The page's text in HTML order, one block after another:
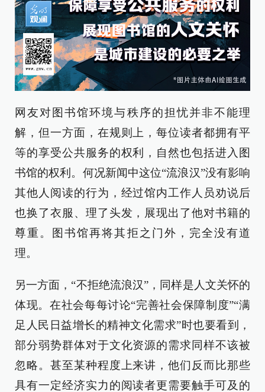
网友对图书馆环境与秩序的担忧并非不能理
解，但一方面，在规则上，每位读者都拥有平
等的享受公共服务的权利，自然也包括进入图
书馆的权利。何况新闻中这位“流浪汉”没有影响
其他人阅读的行为，经过馆内工作人员劝说后
也换了衣服、理了头发，展现出了他对书籍的
尊重。图书馆再将其拒之门外，完全没有道
理。
另一方面，“不拒绝流浪汉”，同样是人文关怀的
体现。在社会每每讨论“完善社会保障制度”“满
足人民日益增长的精神文化需求”时也要看到，
部分弱势群体对于文化资源的需求同样不该被
忽略。甚至某种程度上来讲，他们反而比那些
具有一定经济实力的阅读者更需要触手可及的